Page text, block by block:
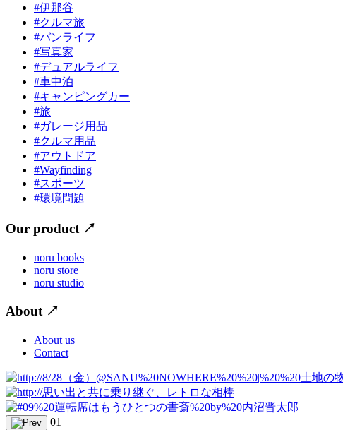
#伊那谷
#クルマ旅
#バンライフ
#写真家
#デュアルライフ
#車中泊
#キャンピングカー
#旅
#ガレージ用品
#クルマ用品
#アウトドア
#Wayfinding
#スポーツ
#環境問題
Our product ↗
noru books
noru store
noru studio
About ↗
About us
Contact
01